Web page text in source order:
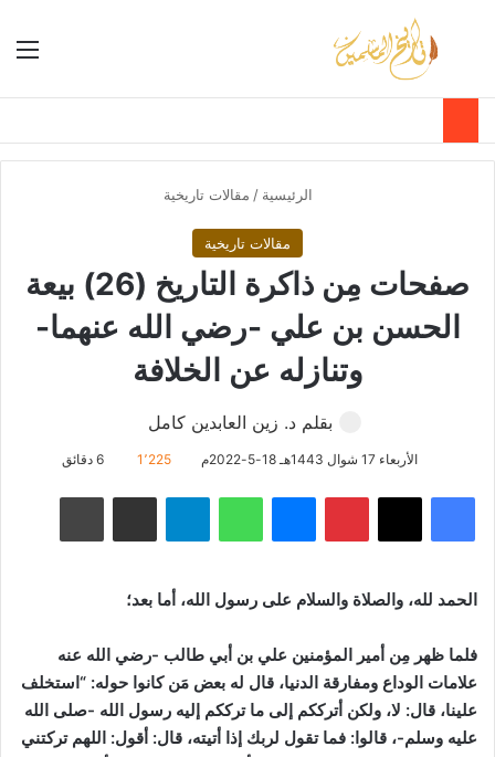
الوضع بحث عن
الرئيسية / مقالات تاريخية
مقالات تاريخية
صفحات مِن ذاكرة التاريخ (26) بيعة
الحسن بن علي -رضي الله عنهما-
وتنازله عن الخلافة
بقلم د. زين العابدين كامل
الأربعاء 17 شوال 1443هـ 18-5-2022م 1٬225 6 دقائق
فيسبوك ‫X بينتيريستماسنجر واتساب تيلقرام مشاركة عبر البريد طباعة
الحمد لله، والصلاة والسلام على رسول الله، أما بعد؛
فلما ظهر مِن أمير المؤمنين علي بن أبي طالب -رضي الله عنه
علامات الوداع ومفارقة الدنيا، قال له بعض مَن كانوا حوله: “استخلف
علينا، قال: لا، ولكن أترككم إلى ما ترككم إليه رسول الله -صلى الله
عليه وسلم-، قالوا: فما تقول لربك إذا أتيته، قال: أقول: اللهم تركتني